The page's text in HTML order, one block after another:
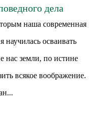
дела
наша современная
научилась осваивать
нас земли, по истине
всякое воображение.